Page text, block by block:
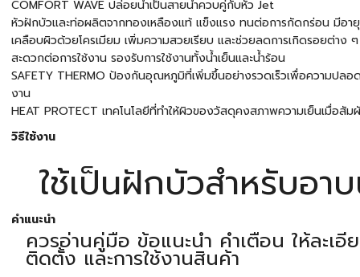
COMFORT WAVE ปล่อยน้ำเป็นสายน้ำควบคู่กับหัว Jet
หัวฝักบัวและท่อผลิตจากทองเหลืองแท้ แข็งแรง ทนต่อการกัดกร่อน มีอายุ
เคลือบผิวด้วยโครเมียม เพิ่มความสวยเรียบ และช่วยลดการเกิดรอยต่าง
สะดวกต่อการใช้งาน รองรับการใช้งานทั้งน้ำเย็นและน้ำร้อน
SAFETY THERMO ป้องกันอุณหภูมิที่เพิ่มขึ้นอย่างรวดเร็วเพื่อความปล
งาน
HEAT PROTECT เทคโนโลยีที่ทำให้ผิวของวัสดุคงสภาพความเย็นเมื่อสัม
วิธีใช้งาน
ใช้เป็นฝักบัวสำหรับอา
คำแนะนำ
ควรอ่านคู่มือ ข้อแนะนำ คำเตือน ให้ละเอี
ติดตั้ง และการใช้งานสินค้า